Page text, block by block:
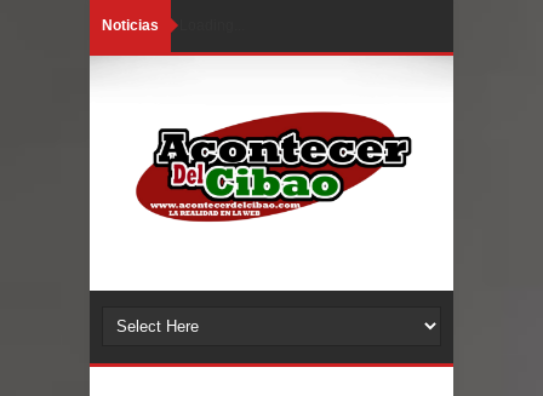
Noticias